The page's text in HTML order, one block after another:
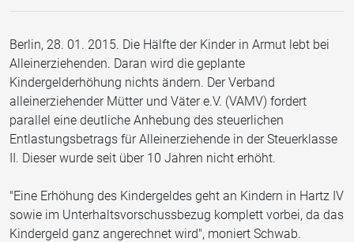
Berlin, 28. 01. 2015. Die Hälfte der Kinder in Armut lebt bei
Alleinerziehenden. Daran wird die geplante
Kindergelderhöhung nichts ändern. Der Verband
alleinerziehender Mütter und Väter e.V. (VAMV) fordert
parallel eine deutliche Anhebung des steuerlichen
Entlastungsbetrags für Alleinerziehende in der Steuerklasse
II. Dieser wurde seit über 10 Jahren nicht erhöht.
"Eine Erhöhung des Kindergeldes geht an Kindern in Hartz IV
sowie im Unterhaltsvorschussbezug komplett vorbei, da das
Kindergeld ganz angerechnet wird", moniert Schwab.